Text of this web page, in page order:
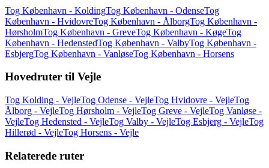
Tog København - KoldingTog København - OdenseTog
København - HvidovreTog København - ÅlborgTog København -
HørsholmTog København - GreveTog København - KøgeTog
København - HedenstedTog København - ValbyTog København -
EsbjergTog København - VanløseTog København - Horsens
Hovedruter til Vejle
Tog Kolding - VejleTog Odense - VejleTog Hvidovre - VejleTog
Ålborg - VejleTog Hørsholm - VejleTog Greve - VejleTog Vanløse -
VejleTog Hedensted - VejleTog Valby - VejleTog Esbjerg - VejleTog
Hillerød - VejleTog Horsens - Vejle
Relaterede ruter